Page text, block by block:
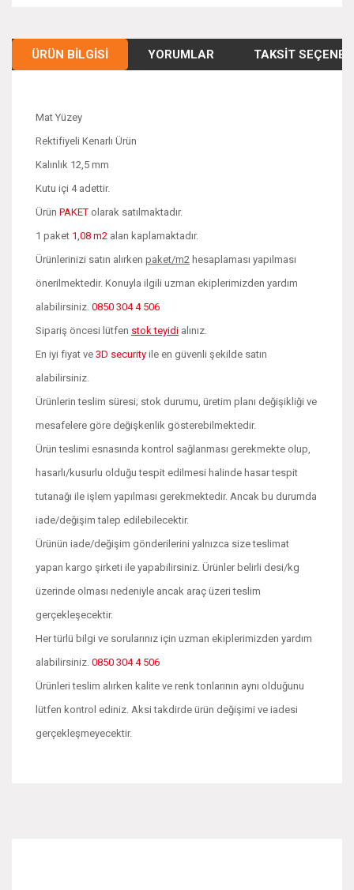
ÜRÜN BILGISI YORUMLAR TAKSIT
Mat Yüzey
Rektifiyeli Kenarlı Ürün
Kalınlık 12,5 mm
Kutu içi 4 adettir.
Ürün PAKET olarak satılmaktadır.
1 paket 1,08 m2 alan kaplamaktadır.
Ürünlerinizi satın alırken paket/m2 hesaplaması yapılması
önerilmektedir. Konuyla ilgili uzman ekiplerimizden yardım
alabilirsiniz. 0850 304 4 506
Sipariş öncesi lütfen stok teyidi alınız.
En iyi fiyat ve 3D security ile en güvenli şekilde satın
alabilirsiniz.
Ürünlerin teslim süresi; stok durumu, üretim planı değişikliği ve
mesafelere göre değişkenlik gösterebilmektedir.
Ürün teslimi esnasında kontrol sağlanması gerekmekte olup,
hasarlı/kusurlu olduğu tespit edilmesi halinde hasar tespit
tutanağı ile işlem yapılması gerekmektedir. Ancak bu durumda
iade/değişim talep edilebilecektir.
Ürünün iade/değişim gönderilerini yalnızca size teslimat
yapan kargo şirketi ile yapabilirsiniz. Ürünler belirli desi/kg
üzerinde olması nedeniyle ancak araç üzeri teslim
gerçekleşecektir.
Her türlü bilgi ve sorularınız için uzman ekiplerimizden yardım
alabilirsiniz. 0850 304 4 506
Ürünleri teslim alırken kalite ve renk tonlarının aynı olduğunu
lütfen kontrol ediniz. Aksi takdirde ürün değişimi ve iadesi
gerçekleşmeyecektir.